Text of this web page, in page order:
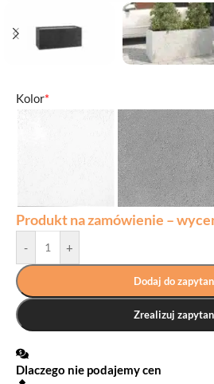
*
Kolor
Produkt na zamówienie –
- +
Dodaj do
Zrealizuj
Dlaczego nie podajemy cen